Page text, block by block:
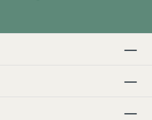
Gruppen von süßen
wurde
im 15. Jh. nach